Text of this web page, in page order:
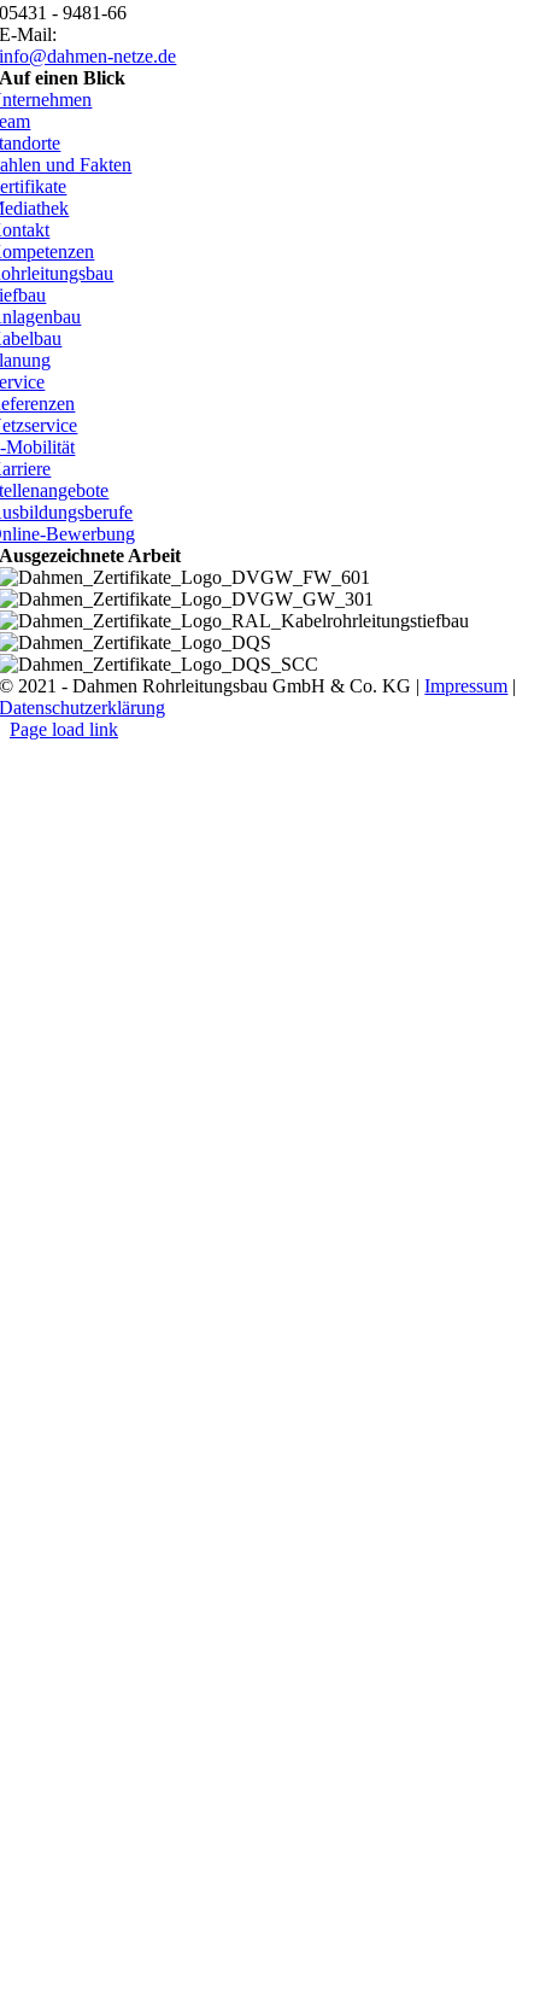
05431 - 9481-66
E-Mail:
info@dahmen-netze.de
Auf einen Blick
und Fakten
Mobilität
Bewerbung
Ausgezeichnete Arbeit
© 2021 - Dahmen Rohrleitungsbau GmbH & Co. KG |Impressum |
Datenschutzerklärung
Page load link